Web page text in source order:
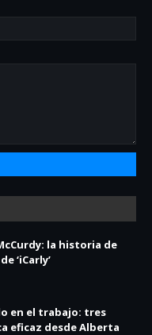
la historia de
‘iCarly’
en el trabajo: tres
eficaz desde Alberta